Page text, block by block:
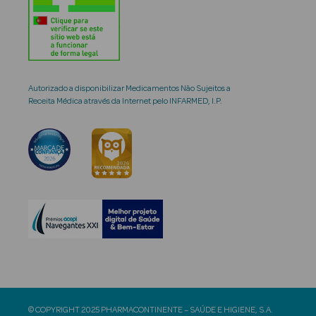
Autorizado a disponibilizar Medicamentos Não Sujeitos a
Receita Médica através da Internet pelo INFARMED, I.P.
© COPYRIGHT 2025 PHARMACONTINENTE – SAÚDE E HIGIENE, S.A.